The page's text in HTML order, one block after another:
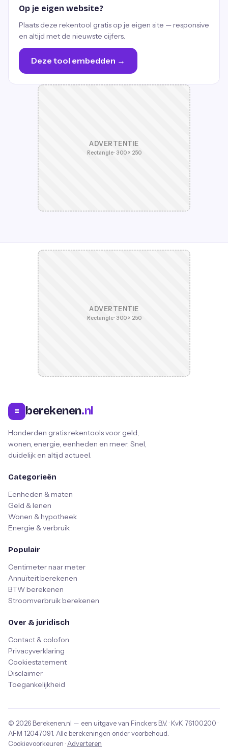
Op je eigen website?
Plaats deze rekentool gratis op je eigen site — responsive
en altijd met de nieuwste cijfers.
Deze tool embedden →
ADVERTENTIE
Rectangle · 300 × 250
ADVERTENTIE
Rectangle · 300 × 250
= berekenen.nl
Honderden gratis rekentools voor geld,
wonen, energie, eenheden en meer. Snel,
duidelijk en altijd actueel.
Categorieën
Eenheden & maten
Geld & lenen
Wonen & hypotheek
Energie & verbruik
Populair
Centimeter naar meter
Annuïteit berekenen
BTW berekenen
Stroomverbruik berekenen
Over & juridisch
Contact & colofon
Privacyverklaring
Cookiestatement
Disclaimer
Toegankelijkheid
© 2026 Berekenen.nl — een uitgave van Finckers B.V. · KvK 76100200 ·
AFM 12047091 . Alle berekeningen onder voorbehoud.
Cookievoorkeuren · Adverteren